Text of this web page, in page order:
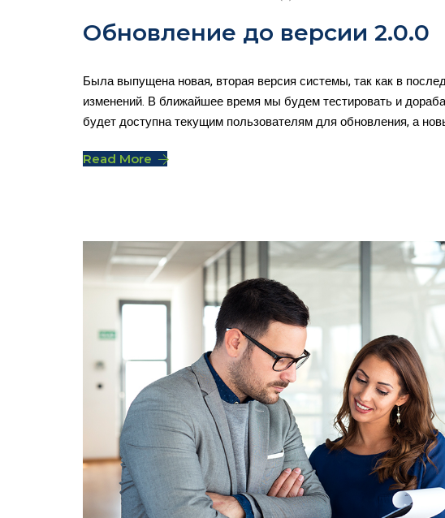
Обновление до версии 2.0.0
Была выпущена новая, вторая версия системы, так как в
изменений. В ближайшее время мы будем тестировать и
будет доступна текущим пользователям для обновления, а
Read More